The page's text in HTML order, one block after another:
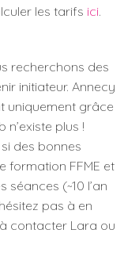
les tarifs ici.
recherchons des
initiateur. Annecy
uniquement grâce
n’existe plus !
des bonnes
formation FFME et
séances (~10 l’an
pas à en
contacter Lara ou